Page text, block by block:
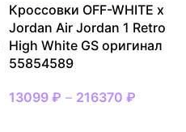
Кроссовки OFF-WHITE x
Jordan Air Jordan 1 Retro
High White GS оригинал
55854589
13099 ₽ – 216370 ₽